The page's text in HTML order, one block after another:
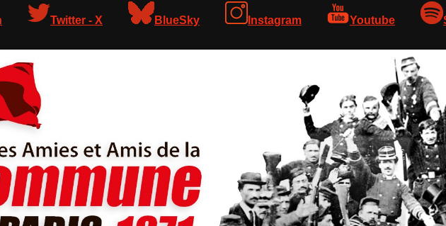
Twitter - X BlueSky Instagram Youtube